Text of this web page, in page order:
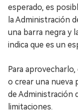
esperado, es
la Administración
una barra negra y
indica que es un
Para aprovecharlo,
o crear una nueva
de Administración
limitaciones.